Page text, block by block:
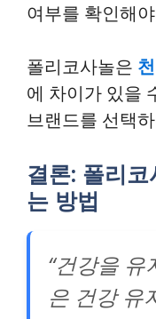
여부를 확인해
폴리코사놀은
에 차이가 있을
브랜드를 선택
결론: 폴리
는 방법
“건강을
은 건강 유